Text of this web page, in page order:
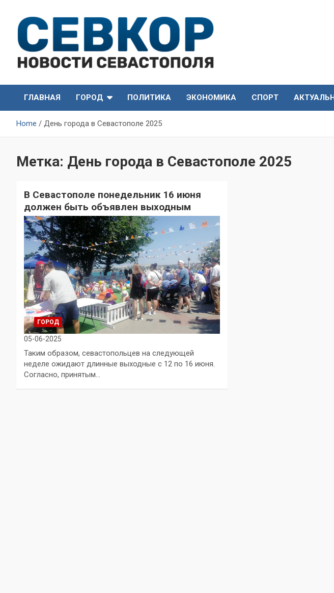
content
СевКор — Новости
Севастополя
Севастополя
ГЛАВНАЯ
ГОРОД ПОЛИТИКА ЭКОНОМИКА СПОРТ
Home День города в Севастополе 2025
Метка: День города в Севастополе 2025
В Севастополе понедельник 16 июня
должен быть объявлен выходным
ГОРОД
05-06-2025
Таким образом, севастопольцев на следующей
неделе ожидают длинные выходные с 12 по 16 июня.
Согласно, принятым…